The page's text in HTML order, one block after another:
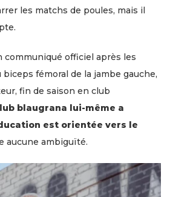
les matchs de poules, mais il
communiqué officiel après les
fémoral de la jambe gauche,
fin de saison en club
blaugrana lui-même a
est orientée vers le
aucune ambiguïté.